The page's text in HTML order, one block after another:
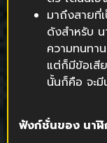
มาถึงสายที่
ดังสำหรับ น
ความทนทา
แต่ก็มีข้อเสี
นั้นก็คือ จะ
ฟังก์ชั่นของ นาฬิ